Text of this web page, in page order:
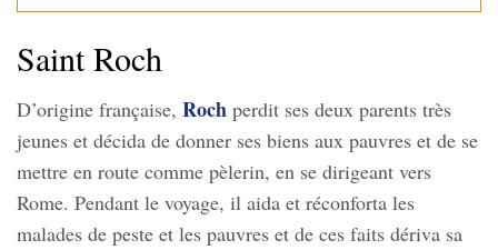
Saint Roch
D’origine française, Roch perdit ses deux parents très
jeunes et décida de donner ses biens aux pauvres et de se
mettre en route comme pèlerin, en se dirigeant vers
Rome. Pendant le voyage, il aida et réconforta les
malades de peste et les pauvres et de ces faits dériva sa